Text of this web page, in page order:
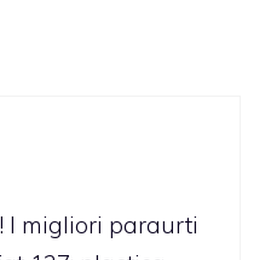
I migliori paraurti